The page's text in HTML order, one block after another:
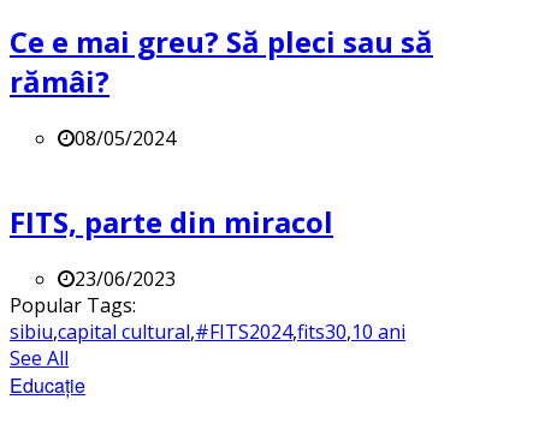
Ce e mai greu? Să pleci sau să
rămâi?
08/05/2024
FITS, parte din miracol
23/06/2023
Popular Tags:
sibiu,capital cultural,#FITS2024,fits30,10 ani
See All
Educație